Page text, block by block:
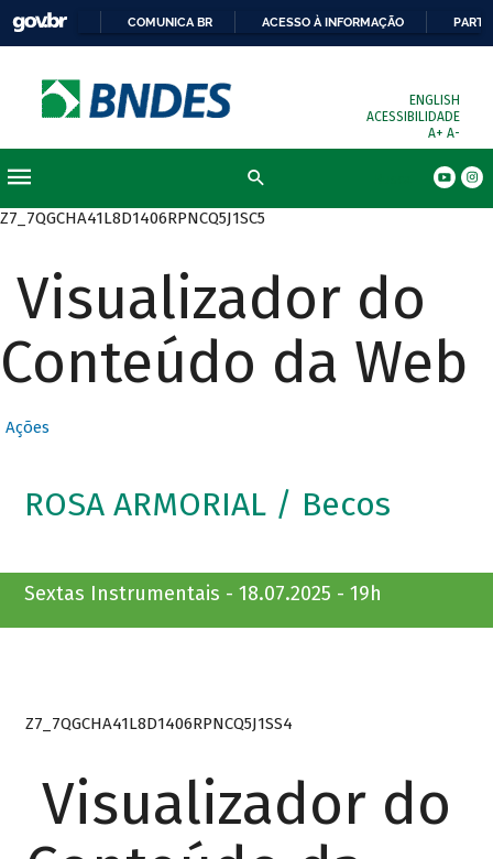
COMUNICA BR ACESSO À INFORMAÇÃO
ENGLISH
ACESSIBILIDADE
A+ A-
Z7_7QGCHA41L8D1406RPNCQ5J1SC5
Visualizador do
Conteúdo da Web
Ações
ROSA ARMORIAL / Becos
Sextas Instrumentais - 18.07.2025 - 19h
Z7_7QGCHA41L8D1406RPNCQ5J1SS4
Visualizador do